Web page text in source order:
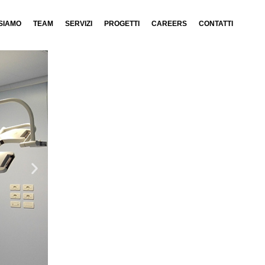
TEAM SERVIZI PROGETTI CAREERS CONTATTI